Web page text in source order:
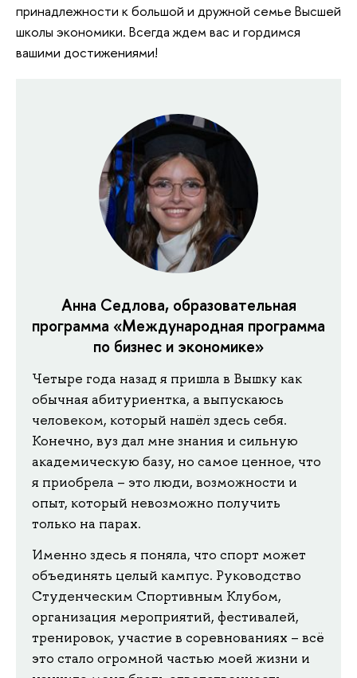
принадлежности к большой и дружной семье Высшей
школы экономики. Всегда ждем вас и гордимся
вашими достижениями!
Анна Седлова, образовательная
программа «Международная программа
по бизнес и экономике»
Четыре года назад я пришла в Вышку как
обычная абитуриентка, а выпускаюсь
человеком, который нашёл здесь себя.
Конечно, вуз дал мне знания и сильную
академическую базу, но самое ценное, что
я приобрела – это люди, возможности и
опыт, который невозможно получить
только на парах.
Именно здесь я поняла, что спорт может
объединять целый кампус. Руководство
Студенческим Спортивным Клубом,
организация мероприятий, фестивалей,
тренировок, участие в соревнованиях – всё
это стало огромной частью моей жизни и